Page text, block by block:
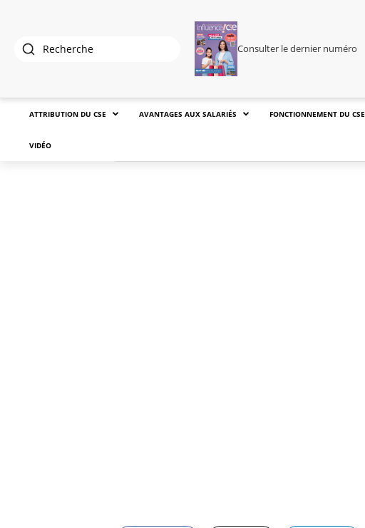
Consulter le dernier numéro
ATTRIBUTION DU CSE AVANTAGES AUX SALARIÉS FONCTIONNEMENT DU CSE
VIDÉO